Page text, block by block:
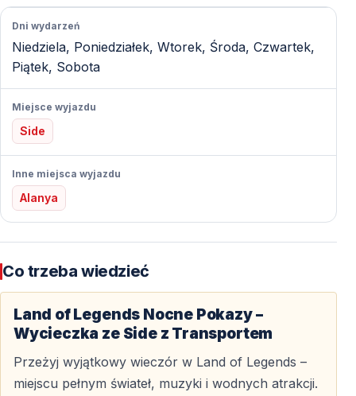
oprawę, która przyciąga zarówno dzieci, jak i
dorosłych.
Parada Łodzi na Kanale Land of Legends
Największą atrakcją wieczoru jest parada łodzi.
Oświetlone gondole poruszają się po kanale, a refleksy
wydarzeniu magiczny charakter.
Dlaczego parada łodzi robi takie wrażenie?
Połączenie ruchu, światła i muzyki sprawia, że parada
łodzi jest najbardziej fotografowanym momentem
wieczoru. To właśnie ona stanowi główny punkt
programu.
Najlepsze miejsca do oglądania
Dni wydarzeń
Niedziela, Poniedziałek, Wtorek, Środa, Czwartek,
Piątek, Sobota
Miejsce wyjazdu
Side
Inne miejsca wyjazdu
Alanya
Co trzeba wiedzieć
Land of Legends Nocne Pokazy –
Wycieczka ze Side z Transportem
Przeżyj wyjątkowy wieczór w Land of Legends –
miejscu pełnym świateł, muzyki i wodnych atrakcji.